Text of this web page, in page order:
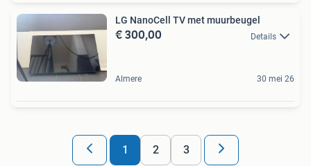
LG NanoCell TV met muurbeugel
€ 300,00 Details
Almere 30 mei 26
1 2 3